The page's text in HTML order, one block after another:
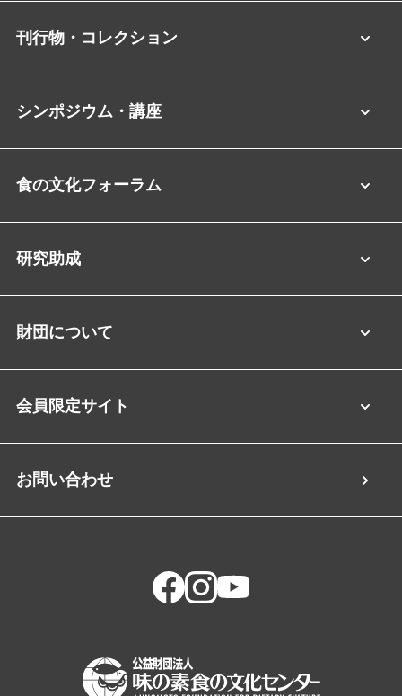
刊行物・コレクション
シンポジウム・講座
食の文化フォーラム
研究助成
財団について
会員限定サイト
お問い合わせ